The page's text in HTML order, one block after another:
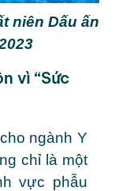
niên Dấu ấn
vì “Sức
ngành Y
chỉ là một
vực phẫu